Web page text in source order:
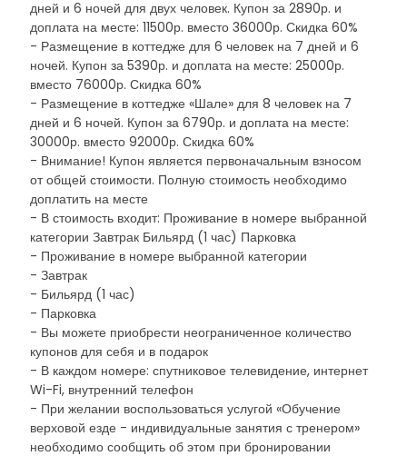
дней и 6 ночей для двух человек. Купон за 2890р. и
доплата на месте: 11500р. вместо 36000р. Скидка 60%
- Размещение в коттедже для 6 человек на 7 дней и 6
ночей. Купон за 5390р. и доплата на месте: 25000р.
вместо 76000р. Скидка 60%
- Размещение в коттедже «Шале» для 8 человек на 7
дней и 6 ночей. Купон за 6790р. и доплата на месте:
30000р. вместо 92000р. Скидка 60%
- Внимание! Купон является первоначальным взносом
от общей стоимости. Полную стоимость необходимо
доплатить на месте
- В стоимость входит: Проживание в номере выбранной
категории Завтрак Бильярд (1 час) Парковка
- Проживание в номере выбранной категории
- Завтрак
- Бильярд (1 час)
- Парковка
- Вы можете приобрести неограниченное количество
купонов для себя и в подарок
- В каждом номере: спутниковое телевидение, интернет
Wi-Fi, внутренний телефон
- При желании воспользоваться услугой «Обучение
верховой езде - индивидуальные занятия с тренером»
необходимо сообщить об этом при бронировании